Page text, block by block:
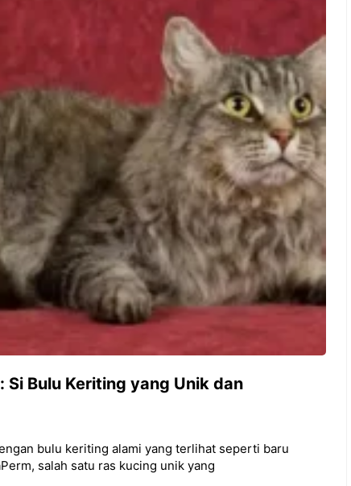
Si Bulu Keriting yang Unik dan
bulu keriting alami yang terlihat seperti baru
salah satu ras kucing unik yang
gak sih kamu mulai
ternyata malah jadi
bisnis yang
Nah, itulah ...
Dari Iseng Jadi Cuan: Kisah
TUM_ATUL yang Ubah
Hampers Jadi Bisnis Kece
Siapa yang tidak kenal dengan
kelezatan masakan Jepang?
Kuliner dari negeri sakura ini
memang sudah mendunia dan
punya tempat khusus ...
7 Menu
Restora
Jepang
yang
Wajib
Dicoba,
Bukan
Cuma
Sushi!